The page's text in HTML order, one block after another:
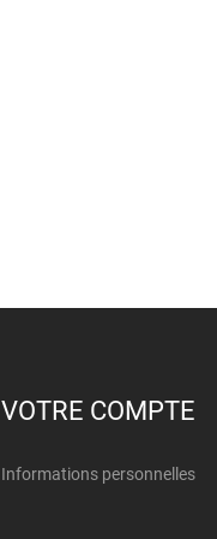
VOTRE COMPTE
Informations personnelles